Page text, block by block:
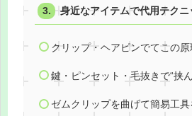
身近なアイテムで代用テクニ
クリップ・ヘアピンでてこの原
鍵・ピンセット・毛抜きで“挟
ゼムクリップを曲げて簡易工具